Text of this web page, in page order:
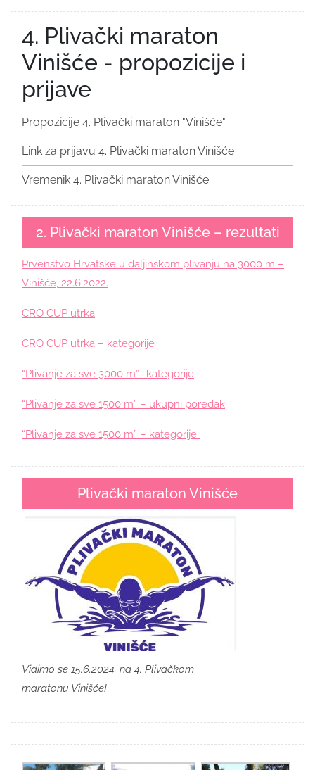
4. Plivački maraton
Vinišće - propozicije i
prijave
Propozicije 4. Plivački maraton "Vinišće"
Link za prijavu 4. Plivački maraton Vinišće
Vremenik 4. Plivački maraton Vinišće
2. Plivački maraton Vinišće – rezultati
Prvenstvo Hrvatske u daljinskom plivanju na 3000 m –
Vinišće, 22.6.2022.
CRO CUP utrka
CRO CUP utrka – kategorije
“Plivanje za sve 3000 m” -kategorije
“Plivanje za sve 1500 m” – ukupni poredak
“Plivanje za sve 1500 m” – kategorije
Plivački maraton Vinišće
Vidimo se 15.6.2024. na 4. Plivačkom
maratonu Vinišće!